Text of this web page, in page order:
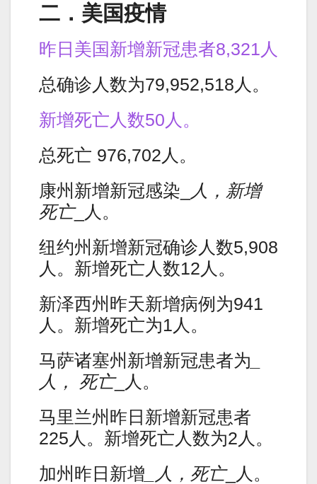
二．美国疫情
昨日美国新增新冠患者8,321人
总确诊人数为79,952,518人。
新增死亡人数50人。
总死亡 976,702人。
康州新增新冠感染_
人，新增
死亡_人。
纽约州新增新冠确诊人数5,908
人。新增死亡人数12人。
新泽西州昨天新增病例为941
人。新增死亡为1人。
马萨诸塞州新增新冠患者为
人， 死亡_人。
马里兰州昨日新增新冠患者
225人。新增死亡人数为2人。
加州昨日新增 _人，死亡_人。